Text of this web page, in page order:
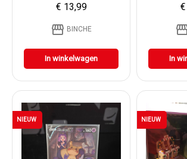
€ 13,99
storefront BINCHE
In winkelwagen In
NIEUW NIEUW